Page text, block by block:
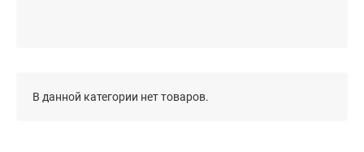
В данной категории нет товаров.